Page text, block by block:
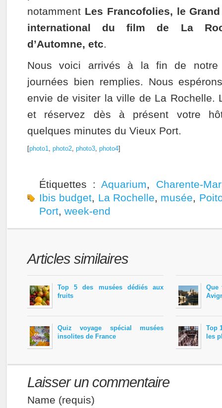
notamment Les Francofolies, le
international du film de La
d’Automne, etc.
Nous voici arrivés à la fin de notre
journées bien remplies. Nous
envie de visiter la ville de La Rochelle.
et réservez dès à présent votre
quelques minutes du Vieux Port.
[photo1, photo2, photo3, photo4]
Étiquettes :Aquarium, Charente-
Ibis budget, La Rochelle, musée,
Port, week-end
Articles similaires
Top 5 des musées dédiés aux
fruits
Que
Quiz voyage spécial musées
insolites de France
Top
les
Laisser un commentaire
Name (requis)